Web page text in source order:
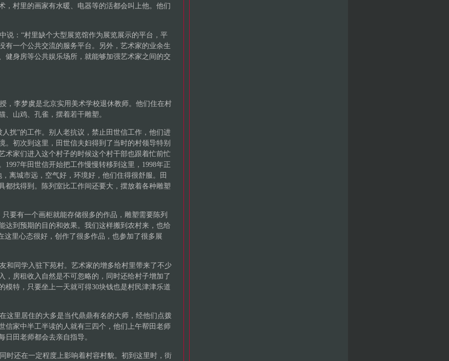
，村里的画家有水暖、电器等的活都会叫上他。他们
：“村里缺个大型展览馆作为展览展示的平台，平
有一个公共交流的服务平台。另外，艺术家的业余生
健身房等公共娱乐场所，就能够加强艺术家之间的交
李梦虞是北京实用美术学校退休教师。他们住在村
山鸡、孔雀，摆着若干雕塑。
扰”的工作。别人老抗议，禁止田世信工作，他们进
。初次到这里，田世信夫妇得到了当时的村领导特别
术家们进入这个村子的时候这个村干部也跟着忙前忙
1997年田世信开始把工作慢慢转移到这里，1998年正
离城市远，空气好，环境好，他们住得很舒服。田
都找得到。陈列室比工作间还要大，摆放着各种雕塑
要有一个画柜就能存储很多的作品，雕塑需要陈列
达到预期的目的和效果。我们这样搬到农村来，也给
这里心态很好，创作了很多作品，也参加了很多展
同学入驻下苑村。艺术家的增多给村里带来了不少
，房租收入自然是不可忽略的，同时还给村子增加了
模特，只要坐上一天就可得30块钱也是村民津津乐道
里居住的大多是当代鼎鼎有名的大师，经他们点拨
信家中半工半读的人就有三四个，他们上午帮田老师
田老师都会去亲自指导。
还在一定程度上影响着村容村貌。初到这里时，街